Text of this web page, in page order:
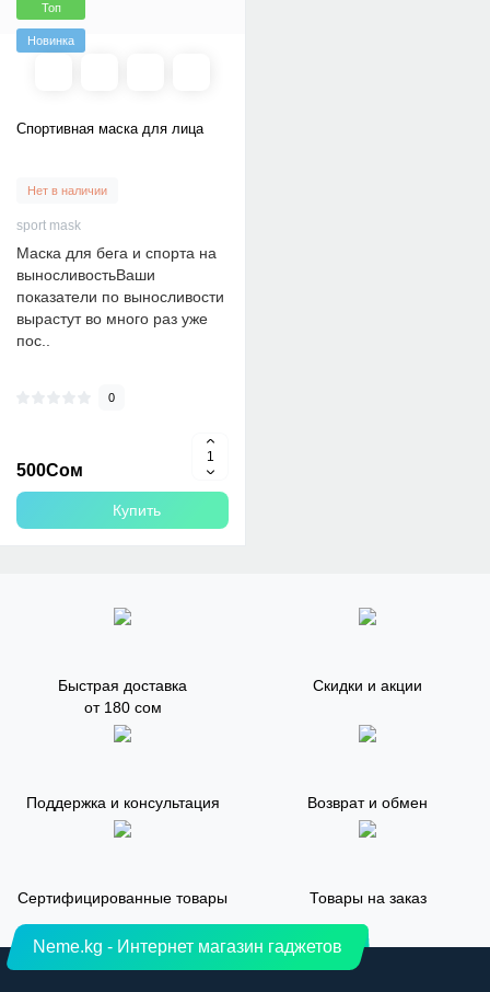
Топ
Новинка
Спортивная маска для лица
Нет в наличии
sport mask
Маска для бега и спорта на
выносливостьВаши
показатели по выносливости
вырастут во много раз уже
пос..
0
500Сом
Купить
Быстрая доставка
от 180 сом
Скидки и акции
Поддержка и консультация Возврат и обмен
Сертифицированные товары Товары на заказ
Neme.kg - Интернет магазин гаджетов